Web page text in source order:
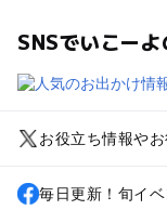
SNSでいこーよ
お役立ち情報や
毎日更新！旬イ